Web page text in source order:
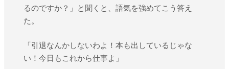
るのですか？」と聞くと、語気を強めてこう答え
た。
「引退なんかしないわよ！本も出しているじゃな
い！今日もこれから仕事よ」